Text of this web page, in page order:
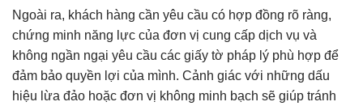
Ngoài ra, khách hàng cần yêu cầu có hợp đồng rõ ràng,
chứng minh năng lực của đơn vị cung cấp dịch vụ và
không ngần ngại yêu cầu các giấy tờ pháp lý phù hợp để
đảm bảo quyền lợi của mình. Cảnh giác với những dấu
hiệu lừa đảo hoặc đơn vị không minh bạch sẽ giúp tránh